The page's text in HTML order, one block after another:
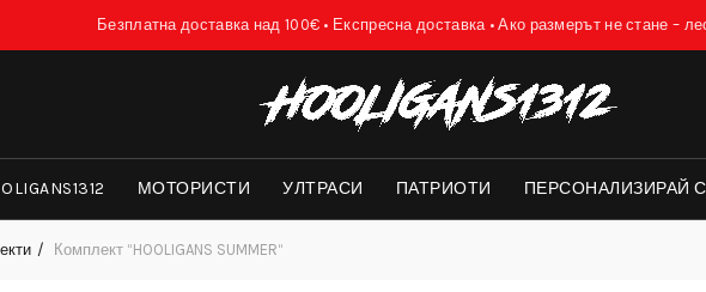
Безплатна доставка над 100€ • Експресна доставка • Ако размерът не стане –
МОТОРИСТИ УЛТРАСИ ПАТРИОТИ ПЕРСОНАЛИЗИРАЙ
Комплект “HOOLIGANS SUMMER“